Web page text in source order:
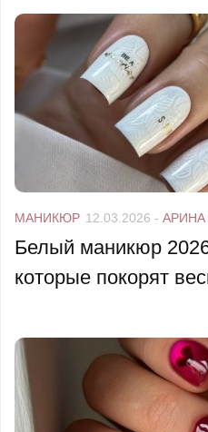
МАНИКЮР 12.03.2026 -
Белый маникюр
которые покорят